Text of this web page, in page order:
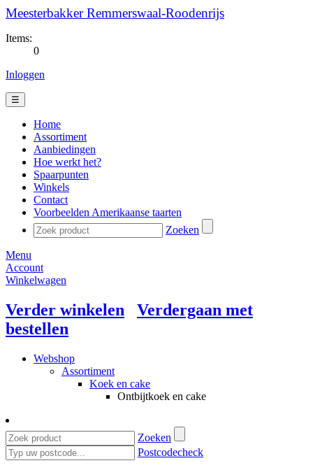
Meesterbakker Remmerswaal-Roodenrijs
Items:
0
Inloggen
☰
Home
Assortiment
Aanbiedingen
Hoe werkt het?
Spaarpunten
Winkels
Contact
Voorbeelden Amerikaanse taarten
Zoeken
Menu
Account
Winkelwagen
Verder winkelen
Verdergaan met
bestellen
Webshop
Assortiment
Koek en cake
Ontbijtkoek en cake
Zoeken
Postcodecheck